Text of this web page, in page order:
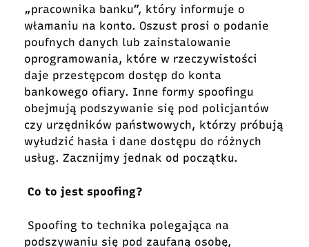
„pracownika banku”, który informuje o
włamaniu na konto. Oszust prosi o podanie
poufnych danych lub zainstalowanie
oprogramowania, które w rzeczywistości
daje przestępcom dostęp do konta
bankowego ofiary. Inne formy spoofingu
obejmują podszywanie się pod policjantów
czy urzędników państwowych, którzy próbują
wyłudzić hasła i dane dostępu do różnych
usług. Zacznijmy jednak od początku.
Co to jest spoofing?
Spoofing to technika polegająca na
podszywaniu się pod zaufaną osobę,